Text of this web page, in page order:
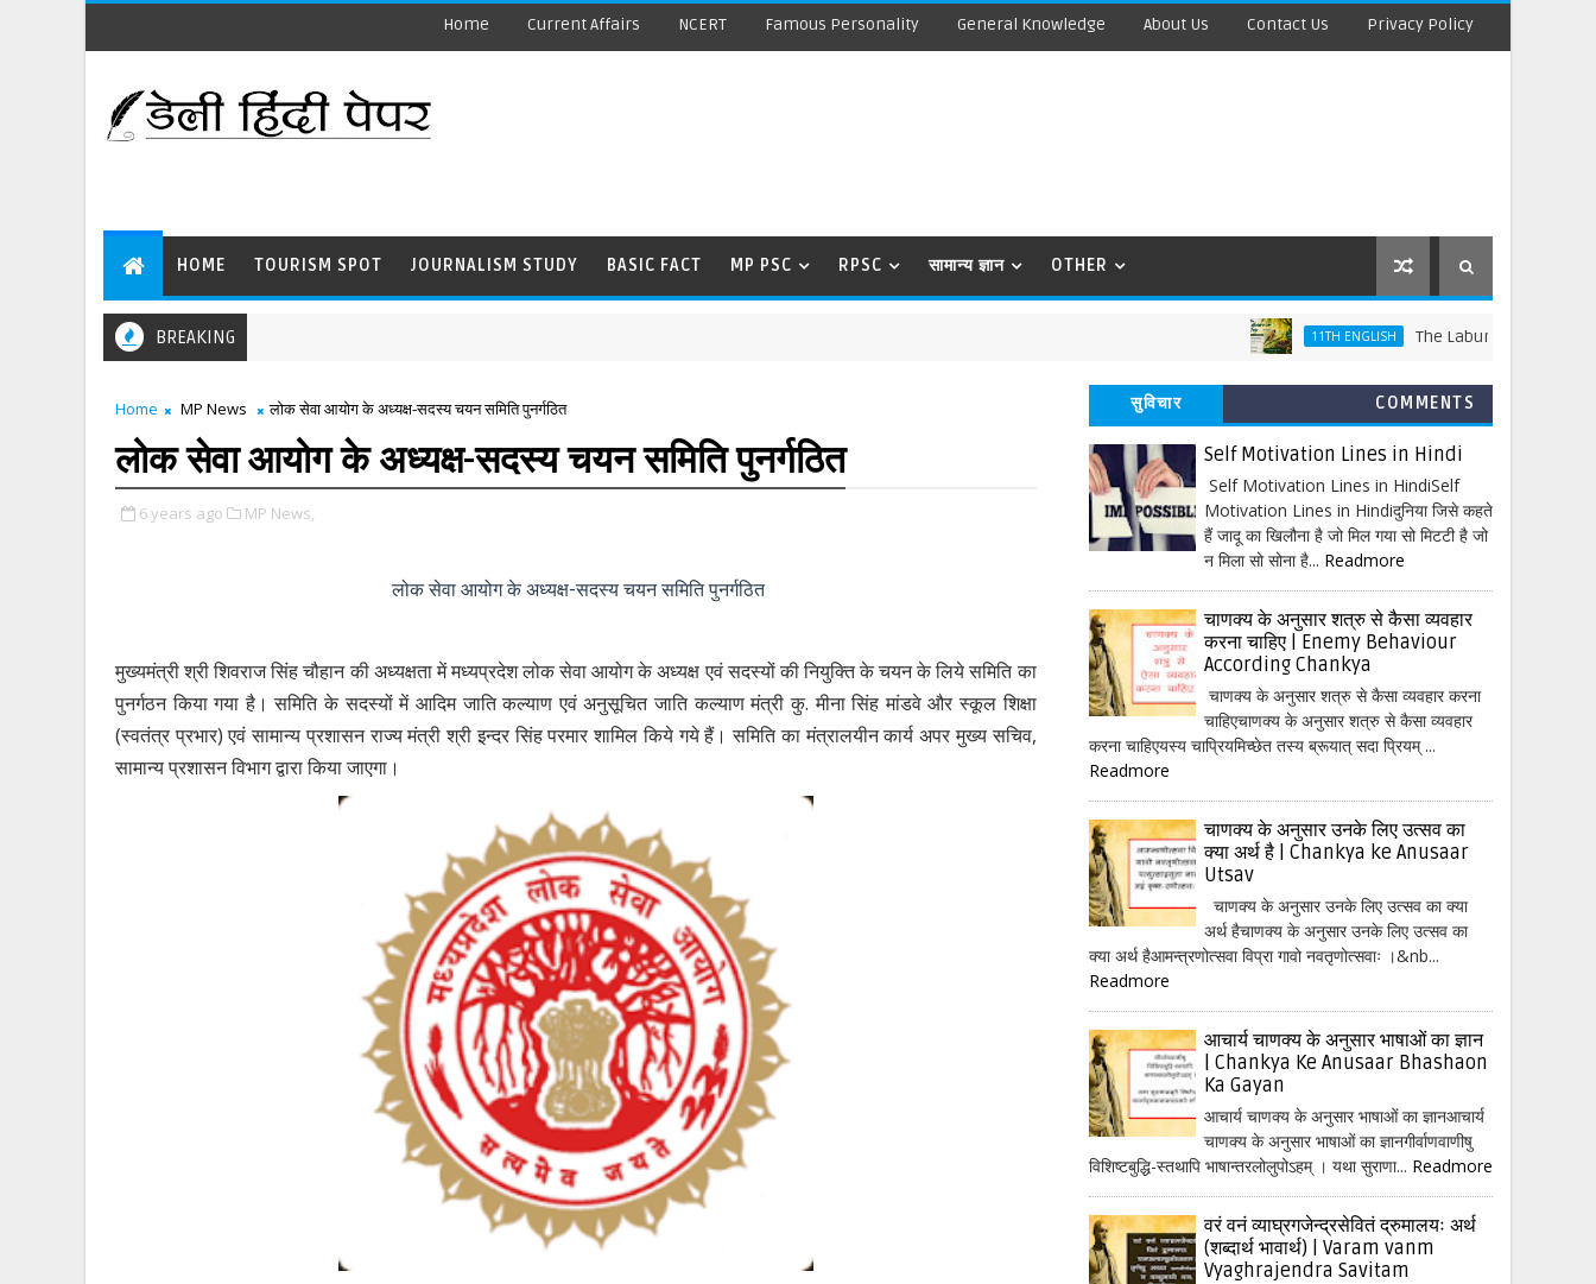
Home Current Affairs NCERT Famous Personality General Knowledge About Us Contact Us Privacy Policy
HOME TOURISM SPOT JOURNALISM STUDY BASIC FACT MP PSC RPSC सामान्य ज्ञान OTHER
BREAKING 11TH ENGLISH The Laburnum Top Words
Home MP News लोक सेवा आयोग के अध्यक्ष-सदस्य चयन समिति पुनर्गठित
लोक सेवा आयोग के अध्यक्ष-सदस्य चयन समिति पुनर्गठित
6 years ago MP News,
लोक सेवा आयोग के अध्यक्ष-सदस्य चयन समिति पुनर्गठित
मुख्यमंत्री श्री शिवराज सिंह चौहान की अध्यक्षता में मध्यप्रदेश लोक सेवा आयोग के अध्यक्ष एवं सदस्यों की नियुक्ति के चयन के लिये समिति का
पुनर्गठन किया गया है। समिति के सदस्यों में आदिम जाति कल्याण एवं अनुसूचित जाति कल्याण मंत्री कु. मीना सिंह मांडवे और स्कूल शिक्षा
(स्वतंत्र प्रभार) एवं सामान्य प्रशासन राज्य मंत्री श्री इन्दर सिंह परमार शामिल किये गये हैं। समिति का मंत्रालयीन कार्य अपर मुख्य सचिव,
सामान्य प्रशासन विभाग द्वारा किया जाएगा।
सुविचार COMMENTS
Self Motivation Lines in Hindi
Self Motivation Lines in HindiSelf
Motivation Lines in Hindiदुनिया जिसे कहते
हैं जादू का खिलौना है जो मिल गया सो मिटटी है जो
न मिला सो सोना है... Readmore
चाणक्य के अनुसार शत्रु से कैसा व्यवहार
करना चाहिए | Enemy Behaviour
According Chankya
चाणक्य के अनुसार शत्रु से कैसा व्यवहार करना
चाहिएचाणक्य के अनुसार शत्रु से कैसा व्यवहार
करना चाहिएयस्य चाप्रियमिच्छेत तस्य ब्रूयात् सदा प्रियम् ...
Readmore
चाणक्य के अनुसार उनके लिए उत्सव का
क्या अर्थ है | Chankya ke Anusaar
Utsav
चाणक्य के अनुसार उनके लिए उत्सव का क्या
अर्थ हैचाणक्य के अनुसार उनके लिए उत्सव का
क्या अर्थ हैआमन्त्रणोत्सवा विप्रा गावो नवतृणोत्सवाः ।&nb...
Readmore
आचार्य चाणक्य के अनुसार भाषाओं का ज्ञान
| Chankya Ke Anusaar Bhashaon
Ka Gayan
आचार्य चाणक्य के अनुसार भाषाओं का ज्ञानआचार्य
चाणक्य के अनुसार भाषाओं का ज्ञानगीर्वाणवाणीषु
विशिष्टबुद्धि-स्तथापि भाषान्तरलोलुपोऽहम् । यथा सुराणा... Readmore
वरं वनं व्याघ्रगजेन्द्रसेवितं द्रुमालयः अर्थ
(शब्दार्थ भावार्थ) | Varam vanm
Vyaghrajendra Savitam